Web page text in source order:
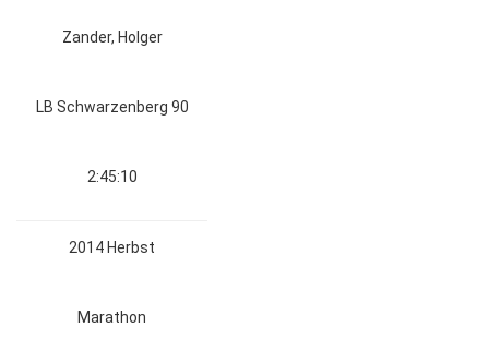
Zander, Holger
LB Schwarzenberg 90
2:45:10
2014 Herbst
Marathon